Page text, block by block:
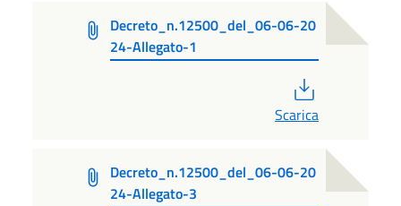
Decreto_n.12500_del_06-06-20
24-Allegato-1
Scarica
Decreto_n.12500_del_06-06-20
24-Allegato-3